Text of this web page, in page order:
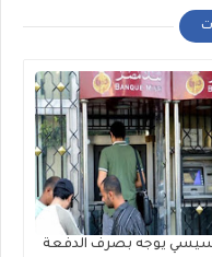
يوجه بصرف الدفعة